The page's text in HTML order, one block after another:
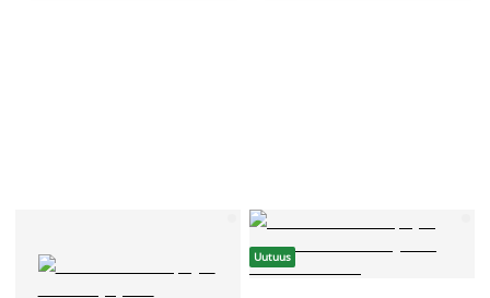
Uutuus